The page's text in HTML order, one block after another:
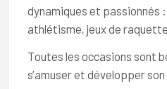
dynamiques et passionnés
athlétisme, jeux de
Toutes les occasions sont
s’amuser et développer